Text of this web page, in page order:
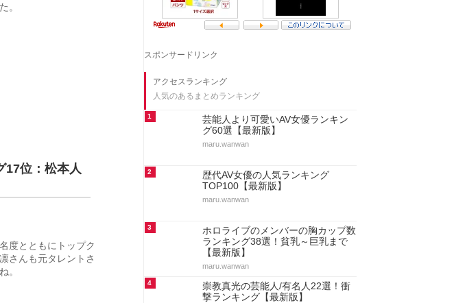
。
17位：松本人
度とともにトップク
さんも元タレントさ
。
スポンサードリンク
アクセスランキング
人気のあるまとめランキング
1
芸能人より可愛いAV女優ランキン
グ60選【最新版】
maru.wanwan
2
歴代AV女優の人気ランキング
TOP100【最新版】
maru.wanwan
3
ホロライブのメンバーの胸カップ数
ランキング38選！貧乳～巨乳まで
【最新版】
maru.wanwan
4
崇教真光の芸能人/有名人22選！衝
撃ランキング【最新版】